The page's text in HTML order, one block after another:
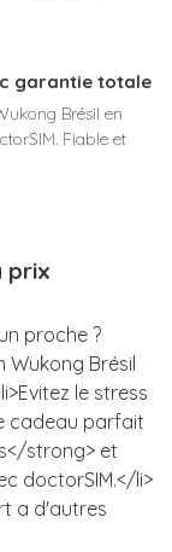
garantie totale
Brésil en
Fiable et
prix
proche ?
Wukong Brésil
le stress
cadeau parfait
strong> et
doctorSIM.</li>
a d'autres